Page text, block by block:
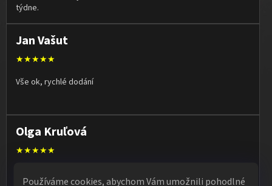
Používáme cookies, abychom Vám umožnili pohodlné
týdne.
Jan Vašut
★★★★★
Vše ok, rychlé dodání
Olga Kruľová
★★★★★